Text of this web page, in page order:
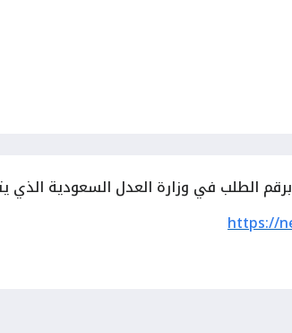
الطلب في وزارة العدل السعودية الذي
https://